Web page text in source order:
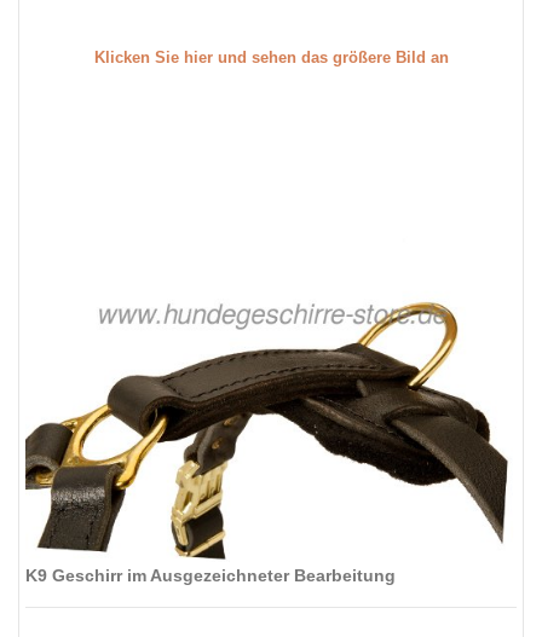
Klicken Sie hier und sehen das größere Bild an
K9 Geschirr im Ausgezeichneter Bearbeitung